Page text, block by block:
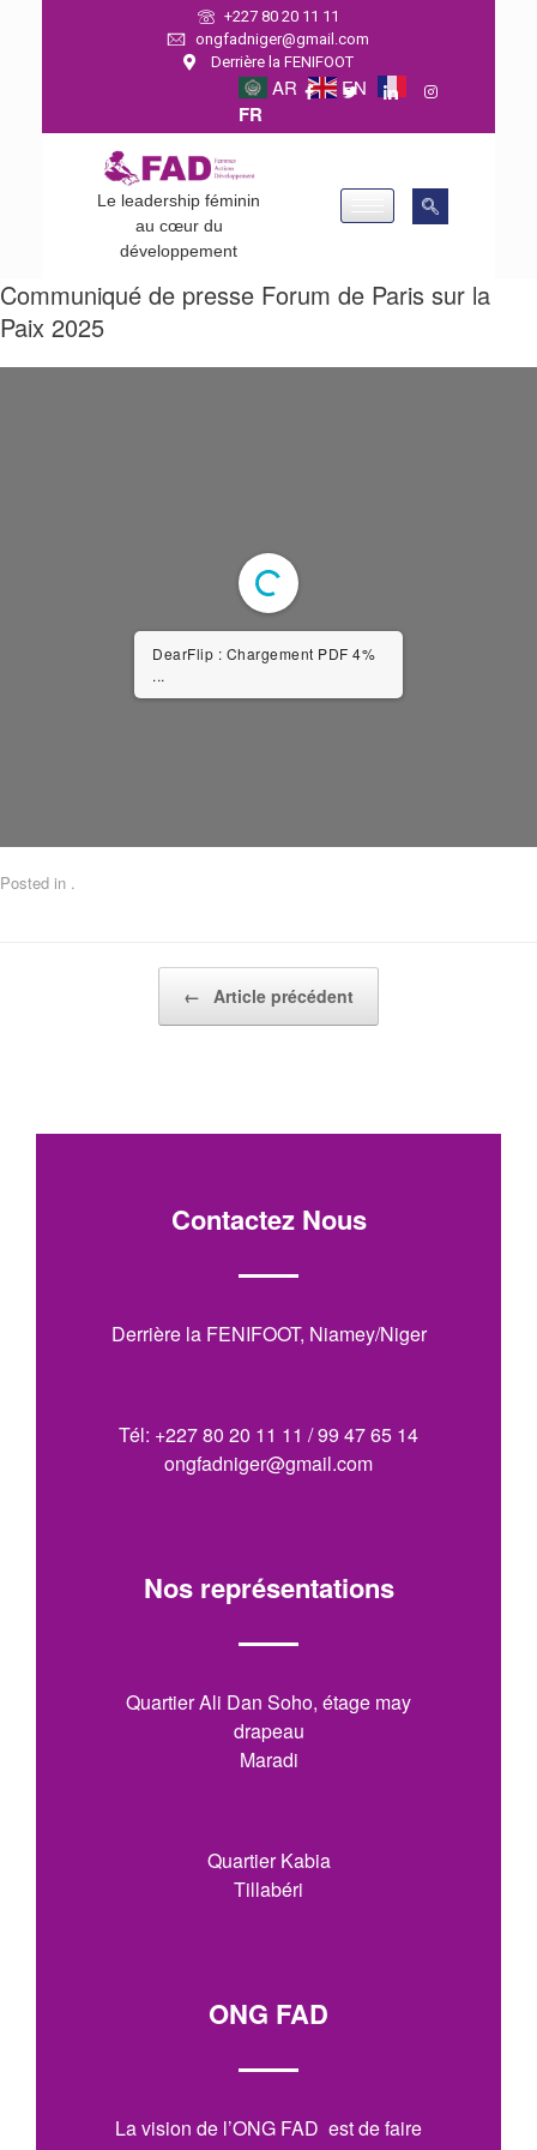
+227 80 20 11 11
ongfadniger@gmail.com
Derrière la FENIFOOT
AR EN
FR
Le leadership féminin
au cœur du
développement
Communiqué de presse Forum de Paris sur la
Paix 2025
DearFlip : Chargement PDF 4%
...
Posted in .
← Article précédent
Contactez Nous
Derrière la FENIFOOT, Niamey/Niger
Tél: +227 80 20 11 11 / 99 47 65 14
ongfadniger@gmail.com
Nos représentations
Quartier Ali Dan Soho, étage may
drapeau
Maradi
Quartier Kabia
Tillabéri
ONG FAD
La vision de l’ONG FAD est de faire